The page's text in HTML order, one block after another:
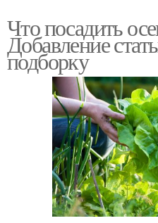
Что посадить
Добавление
подборку